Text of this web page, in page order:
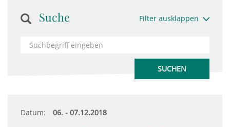
Suche Filter ausklappen
Datum: 06. - 07.12.2018